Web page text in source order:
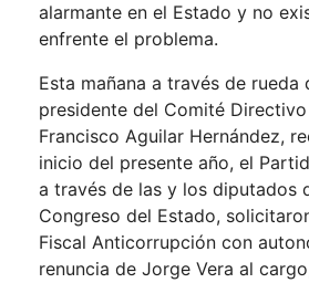
alarmante en el Estado y no
enfrente el problema.
Esta mañana a través de rueda
presidente del Comité
Francisco Aguilar Hernández,
inicio del presente año, el
a través de las y los diputados
Congreso del Estado,
Fiscal Anticorrupción con
renuncia de Jorge Vera al